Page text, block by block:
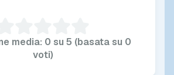
media: 0 su 5 (basata su 0
voti)